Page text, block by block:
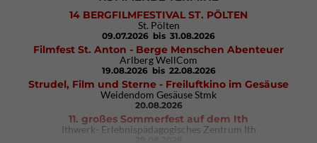
14 BERGFILMFESTIVAL ST. PÖLTEN
St. Pölten
09.07.2026 bis 31.08.2026
Filmfest St. Anton - Berge Menschen Abenteuer
Arlberg WellCom
19.08.2026 bis 22.08.2026
Strudel, Film und Sterne - Freiluftkino im Gesäuse
Weidendom Gesäuse Stmk
20.08.2026
11. großes Sommerfest auf dem Ith
Ithwerk- Erlebnispädagogisches Zentrum Ith